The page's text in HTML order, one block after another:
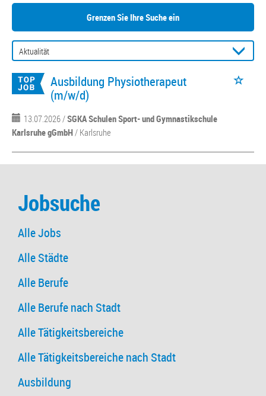
Grenzen Sie Ihre Suche ein
Ausbildung Physiotherapeut
(m/w/d)
13.07.2026 /SGKA Schulen Sport- und Gymnastikschule
Karlsruhe gGmbH/ Karlsruhe
Jobsuche
Alle Jobs
Alle Städte
Alle Berufe
Alle Berufe nach Stadt
Alle Tätigkeitsbereiche
Alle Tätigkeitsbereiche nach Stadt
Ausbildung